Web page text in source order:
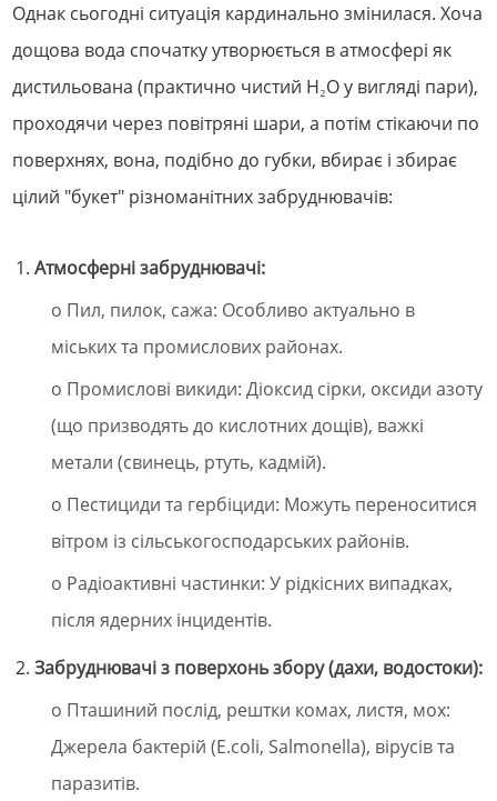
Однак сьогодні ситуація кардинально змінилася. Хоча
дощова вода спочатку утворюється в атмосфері як
дистильована (практично чистий H₂O у вигляді пари),
проходячи через повітряні шари, а потім стікаючи по
поверхнях, вона, подібно до губки, вбирає і збирає
цілий "букет" різноманітних забруднювачів:
Атмосферні забруднювачі:
o Пил, пилок, сажа: Особливо актуально в
міських та промислових районах.
o Промислові викиди: Діоксид сірки, оксиди азоту
(що призводять до кислотних дощів), важкі
метали (свинець, ртуть, кадмій).
o Пестициди та гербіциди: Можуть переноситися
вітром із сільськогосподарських районів.
o Радіоактивні частинки: У рідкісних випадках,
після ядерних інцидентів.
Забруднювачі з поверхонь збору (дахи, водостоки):
o Пташиний послід, рештки комах, листя, мох:
Джерела бактерій (E.coli, Salmonella), вірусів та
паразитів.